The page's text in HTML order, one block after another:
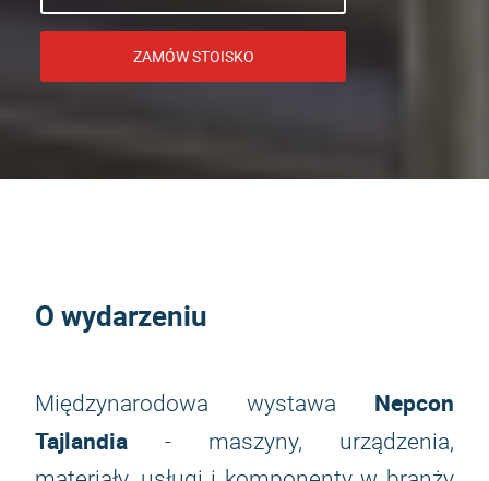
ZAMÓW STOISKO
O wydarzeniu
Międzynarodowa wystawa Nepcon
Tajlandia - maszyny, urządzenia,